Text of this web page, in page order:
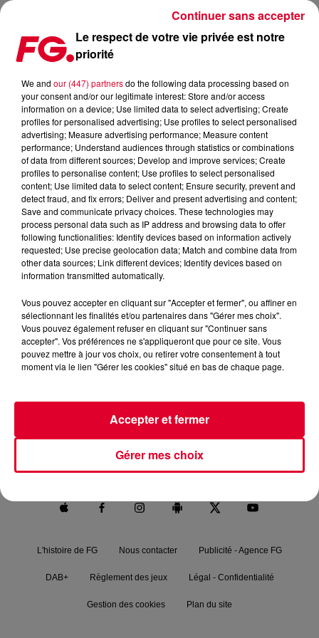
ALMA LIVE ACOUSTIQUE RADIO FG (CHANTEUSE
Cet élément est masqué compte-tenu du refus du
dépôt de cookies que vous avez exprimé. Si vous
souhaitez l'afficher, merci de nous donner votre accord
en cliquant sur le bouton ci-dessous.
Afficher l'élément
FINLANDAISE)
NEWS FG MIX
FG SOUND
L'histoire de FG Nous contacter Publicité - Agence FG
DAB+ Règlement des jeux Légal - Confidentialité
Gestion des cookies Plan du site
Le respect de votre vie privée est notre
priorité
We and our (447) partnersdo the following data processing based on
your consent and/or our legitimate interest: Store and/or access
information on a device; Use limited data to select advertising; Create
profiles for personalised advertising; Use profiles to select personalised
advertising; Measure advertising performance; Measure content
performance; Understand audiences through statistics or combinations
of data from different sources; Develop and improve services; Create
profiles to personalise content; Use profiles to select personalised
content; Use limited data to select content; Ensure security, prevent and
detect fraud, and fix errors; Deliver and present advertising and content;
Save and communicate privacy choices. These technologies may
process personal data such as IP address and browsing data to offer
following functionalities: Identify devices based on information actively
requested; Use precise geolocation data; Match and combine data from
other data sources; Link different devices; Identify devices based on
information transmitted automatically.
Vous pouvez accepter en cliquant sur "Accepter et fermer", ou affiner en
sélectionnant les finalités et/ou partenaires dans "Gérer mes choix".
Vous pouvez également refuser en cliquant sur "Continuer sans
accepter". Vos préférences ne s'appliqueront que pour ce site. Vous
pouvez mettre à jour vos choix, ou retirer votre consentement à tout
moment via le lien "Gérer les cookies" situé en bas de chaque page.
Gérer mes choix
Accepter et fermer
Continuer sans accepter